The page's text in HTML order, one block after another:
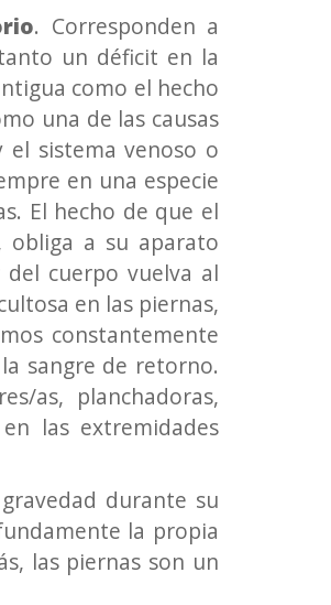
. Corresponden a
un déficit en la
como el hecho
una de las causas
sistema venoso o
en una especie
El hecho de que el
a su aparato
cuerpo vuelva al
en las piernas,
constantemente
sangre de retorno.
as, planchadoras,
las extremidades
durante su
la propia
las piernas son un